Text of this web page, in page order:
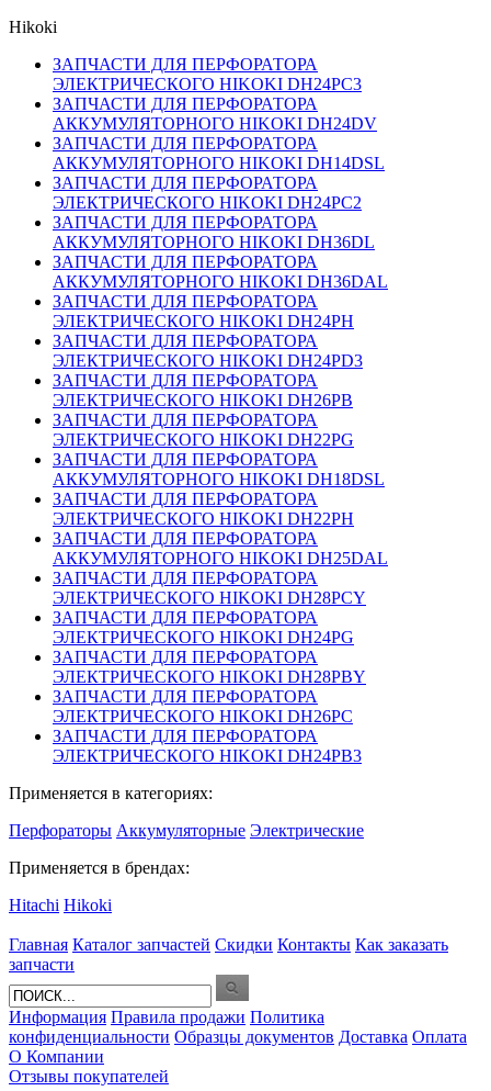
Hikoki
ЗАПЧАСТИ ДЛЯ ПЕРФОРАТОРА
ЭЛЕКТРИЧЕСКОГО HIKOKI DH24PC3
ЗАПЧАСТИ ДЛЯ ПЕРФОРАТОРА
АККУМУЛЯТОРНОГО HIKOKI DH24DV
ЗАПЧАСТИ ДЛЯ ПЕРФОРАТОРА
АККУМУЛЯТОРНОГО HIKOKI DH14DSL
ЗАПЧАСТИ ДЛЯ ПЕРФОРАТОРА
ЭЛЕКТРИЧЕСКОГО HIKOKI DH24PC2
ЗАПЧАСТИ ДЛЯ ПЕРФОРАТОРА
АККУМУЛЯТОРНОГО HIKOKI DH36DL
ЗАПЧАСТИ ДЛЯ ПЕРФОРАТОРА
АККУМУЛЯТОРНОГО HIKOKI DH36DAL
ЗАПЧАСТИ ДЛЯ ПЕРФОРАТОРА
ЭЛЕКТРИЧЕСКОГО HIKOKI DH24PH
ЗАПЧАСТИ ДЛЯ ПЕРФОРАТОРА
ЭЛЕКТРИЧЕСКОГО HIKOKI DH24PD3
ЗАПЧАСТИ ДЛЯ ПЕРФОРАТОРА
ЭЛЕКТРИЧЕСКОГО HIKOKI DH26PB
ЗАПЧАСТИ ДЛЯ ПЕРФОРАТОРА
ЭЛЕКТРИЧЕСКОГО HIKOKI DH22PG
ЗАПЧАСТИ ДЛЯ ПЕРФОРАТОРА
АККУМУЛЯТОРНОГО HIKOKI DH18DSL
ЗАПЧАСТИ ДЛЯ ПЕРФОРАТОРА
ЭЛЕКТРИЧЕСКОГО HIKOKI DH22PH
ЗАПЧАСТИ ДЛЯ ПЕРФОРАТОРА
АККУМУЛЯТОРНОГО HIKOKI DH25DAL
ЗАПЧАСТИ ДЛЯ ПЕРФОРАТОРА
ЭЛЕКТРИЧЕСКОГО HIKOKI DH28PCY
ЗАПЧАСТИ ДЛЯ ПЕРФОРАТОРА
ЭЛЕКТРИЧЕСКОГО HIKOKI DH24PG
ЗАПЧАСТИ ДЛЯ ПЕРФОРАТОРА
ЭЛЕКТРИЧЕСКОГО HIKOKI DH28PBY
ЗАПЧАСТИ ДЛЯ ПЕРФОРАТОРА
ЭЛЕКТРИЧЕСКОГО HIKOKI DH26PC
ЗАПЧАСТИ ДЛЯ ПЕРФОРАТОРА
ЭЛЕКТРИЧЕСКОГО HIKOKI DH24PB3
Применяется в категориях:
Перфораторы Аккумуляторные Электрические
Применяется в брендах:
Hitachi Hikoki
Главная Каталог запчастей Скидки Контакты Как заказать
запчасти
Информация Правила продажи Политика
конфиденциальности Образцы документов Доставка Оплата
О Компании
Отзывы покупателей